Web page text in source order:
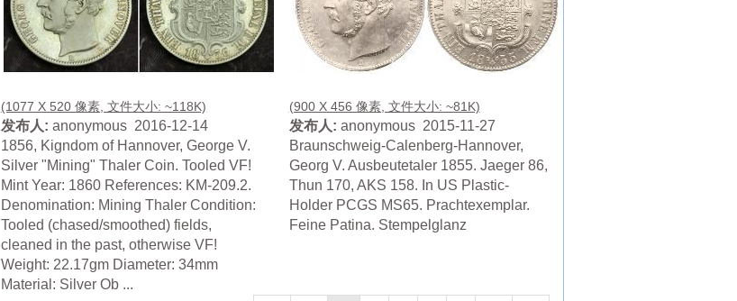
(1077 X 520 像素, 文件大小: ~118K)
发布人: anonymous 2016-12-14
1856, Kigndom of Hannover, George V.
Silver "Mining" Thaler Coin. Tooled VF!
Mint Year: 1860 References: KM-209.2.
Denomination: Mining Thaler Condition:
Tooled (chased/smoothed) fields,
cleaned in the past, otherwise VF!
Weight: 22.17gm Diameter: 34mm
Material: Silver Ob ...
(900 X 456 像素, 文件大小: ~81K)
发布人: anonymous 2015-11-27
Braunschweig-Calenberg-Hannover,
Georg V. Ausbeutetaler 1855. Jaeger 86,
Thun 170, AKS 158. In US Plastic-
Holder PCGS MS65. Prachtexemplar.
Feine Patina. Stempelglanz